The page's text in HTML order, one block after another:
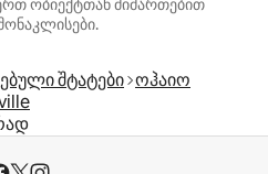
ობიექტთან მიმართებით
შტატები ოჰაიო